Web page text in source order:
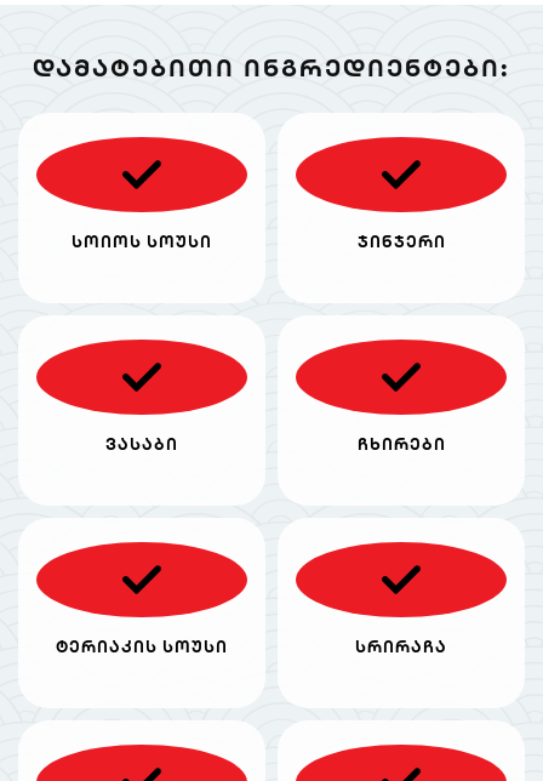
ᲓᲐᲛᲐᲢᲔᲑᲘᲗᲘ ᲘᲜᲒᲠᲔᲓᲘᲔᲜᲢᲔᲑᲘ:
სოიოს სოუსი ჯინჯერი
ვასაბი ჩხირები
ტერიაკის სოუსი სრირაჩა